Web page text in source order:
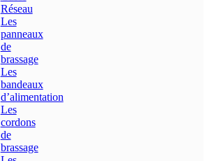
Réseau
Les
panneaux
de
brassage
Les
bandeaux
d’alimentation
Les
cordons
de
brassage